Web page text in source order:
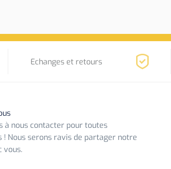
Echanges et retours
à nous contacter pour toutes
! Nous serons ravis de partager notre
vous.